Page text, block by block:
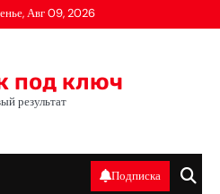
Авг 09, 2026
под ключ
результат
Подписка